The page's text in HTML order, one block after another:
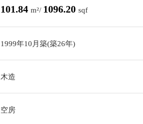
101.84 m²/ 1096.20 sqf
1999年10月築(築26年)
木造
空房